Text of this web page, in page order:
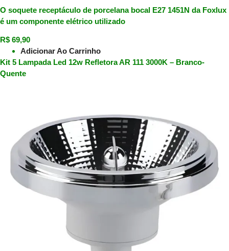
O soquete receptáculo de porcelana bocal E27 1451N da Foxlux
é um componente elétrico utilizado
R$ 69,90
Adicionar Ao Carrinho
Kit 5 Lampada Led 12w Refletora AR 111 3000K – Branco-
Quente